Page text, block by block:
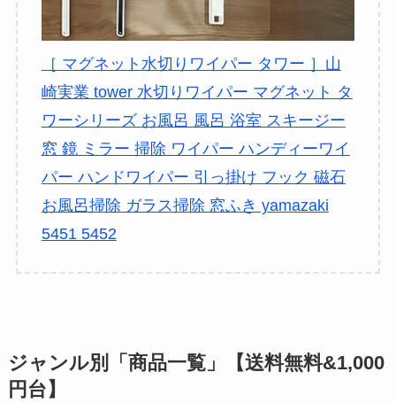
［ マグネット水切りワイパー タワー ］山
崎実業 tower 水切りワイパー マグネット タ
ワーシリーズ お風呂 風呂 浴室 スキージー
窓 鏡 ミラー 掃除 ワイパー ハンディーワイ
パー ハンドワイパー 引っ掛け フック 磁石
お風呂掃除 ガラス掃除 窓ふき yamazaki
5451 5452
ジャンル別「商品一覧」【送料無料&1,000
円台】